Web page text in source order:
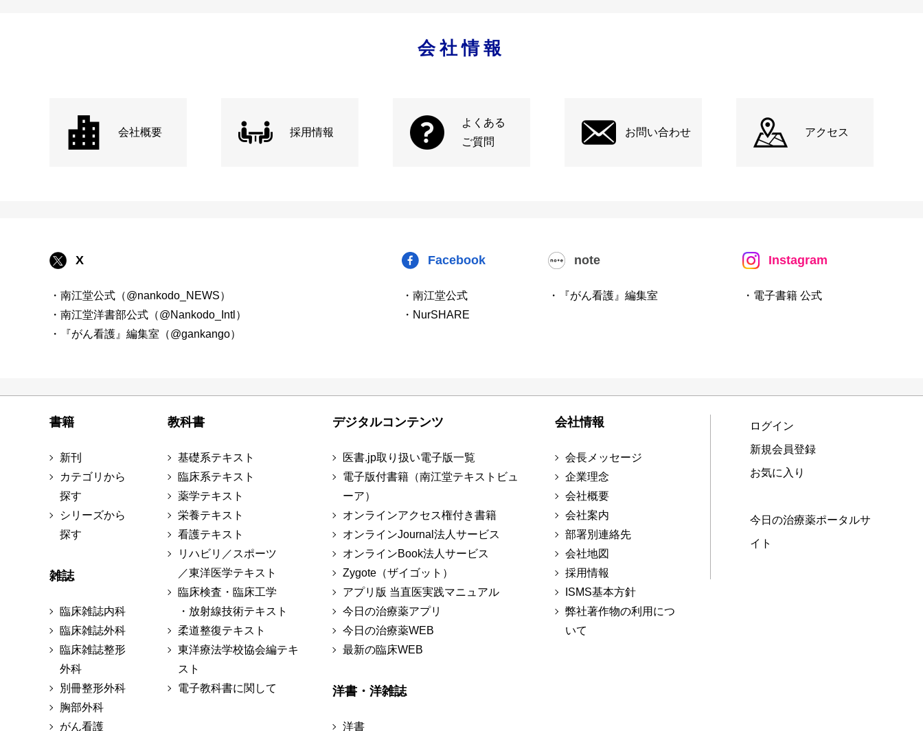
会社情報
会社概要 採用情報
よくある
ご質問
お問い合わせ アクセス
X
・南江堂公式（@nankodo_NEWS）
・南江堂洋書部公式（@Nankodo_Intl）
・『がん看護』編集室（@gankango）
Facebook
・南江堂公式
・NurSHARE
note
・『がん看護』編集室
Instagram
・電子書籍 公式
書籍
新刊
カテゴリから
探す
シリーズから
探す
雑誌
臨床雑誌内科
臨床雑誌外科
臨床雑誌整形
外科
別冊整形外科
胸部外科
がん看護
教科書
基礎系テキスト
臨床系テキスト
薬学テキスト
栄養テキスト
看護テキスト
リハビリ／スポーツ
／東洋医学テキスト
臨床検査・臨床工学
・放射線技術テキスト
柔道整復テキスト
東洋療法学校協会編テキ
スト
電子教科書に関して
デジタルコンテンツ
医書.jp取り扱い電子版一覧
電子版付書籍（南江堂テキストビュ
ーア）
オンラインアクセス権付き書籍
オンラインJournal法人サービス
オンラインBook法人サービス
Zygote（ザイゴット）
アプリ版 当直医実践マニュアル
今日の治療薬アプリ
今日の治療薬WEB
最新の臨床WEB
洋書・洋雑誌
洋書
会社情報
会長メッセージ
企業理念
会社概要
会社案内
部署別連絡先
会社地図
採用情報
ISMS基本方針
弊社著作物の利用につ
いて
ログイン
新規会員登録
お気に入り
今日の治療薬ポータルサ
イト